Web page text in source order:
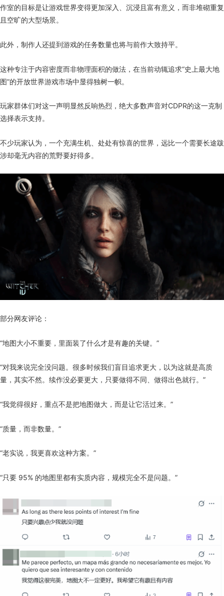
作室的目标是让游戏世界变得更加深入、沉浸且富有意义，而非堆砌重复
且空旷的大型场景。
此外，制作人还提到游戏的任务数量也将与前作大致持平。
这种专注于内容密度而非物理面积的做法，在当前动辄追求“史上最大地
图”的开放世界游戏市场中显得独树一帜。
玩家群体们对这一声明显然反响热烈，绝大多数声音对CDPR的这一克制
选择表示支持。
不少玩家认为，一个充满生机、处处有惊喜的世界，远比一个需要长途跋
涉却毫无内容的荒野要好得多。
部分网友评论：
“地图大小不重要，里面装了什么才是有趣的关键。”
“对我来说完全没问题。很多时候我们盲目追求更大，以为这就是高质
量，其实不然。续作没必要更大，只要做得不同、做得出色就行。”
“我觉得很好，重点不是把地图做大，而是让它活过来。”
“质量，而非数量。”
“老实说，我更喜欢这种方案。”
“只要 95% 的地图里都有实质内容，规模完全不是问题。”